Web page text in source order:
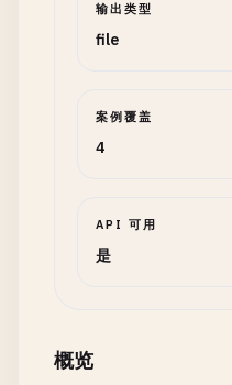
输出类型
file
案例覆盖
4
API 可用
是
概览